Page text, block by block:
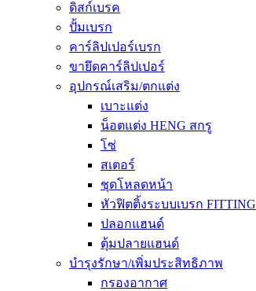
ดิสก์เบรค
ปั้มเบรก
คาร์ลิปเปอร์เบรก
ขายึดคาร์ลิปเปอร์
อุปกรณ์เสริม/ตกแต่ง
เบาะแต่ง
น็อตแต่ง HENG สกรู
โซ่
สเตอร์
ชุดโหลดหน้า
หัวฟิตติ้งระบบเบรก FITTING
ปลอกแฮนด์
ตุ้มปลายแฮนด์
บำรุงรักษา/เพิ่มประสิทธิภาพ
กรองอากาศ